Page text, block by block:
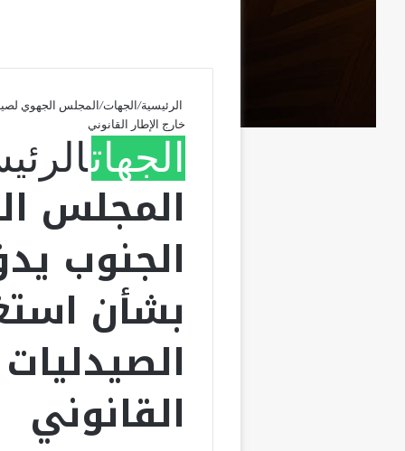
الرئيسية/الجهات/المجلس الجهوي
خارج الإطار القانوني
الجهات
المجلس
الجنوب
بشأن
القانوني